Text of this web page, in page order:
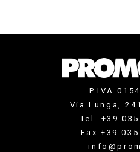
P.IVA
Via Lunga,
Tel. +39
Fax +39